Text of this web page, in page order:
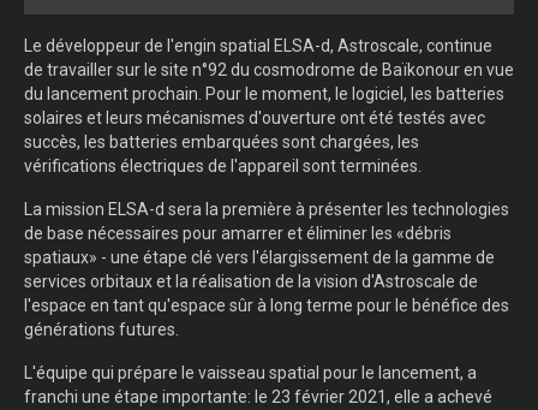
Le développeur de l'engin spatial ELSA-d, Astroscale, continue
de travailler sur le site n°92 du cosmodrome de Baïkonour en vue
du lancement prochain. Pour le moment, le logiciel, les batteries
solaires et leurs mécanismes d'ouverture ont été testés avec
succès, les batteries embarquées sont chargées, les
vérifications électriques de l'appareil sont terminées.
La mission ELSA-d sera la première à présenter les technologies
de base nécessaires pour amarrer et éliminer les «débris
spatiaux» - une étape clé vers l'élargissement de la gamme de
services orbitaux et la réalisation de la vision d'Astroscale de
l'espace en tant qu'espace sûr à long terme pour le bénéfice des
générations futures.
L'équipe qui prépare le vaisseau spatial pour le lancement, a
franchi une étape importante: le 23 février 2021, elle a achevé